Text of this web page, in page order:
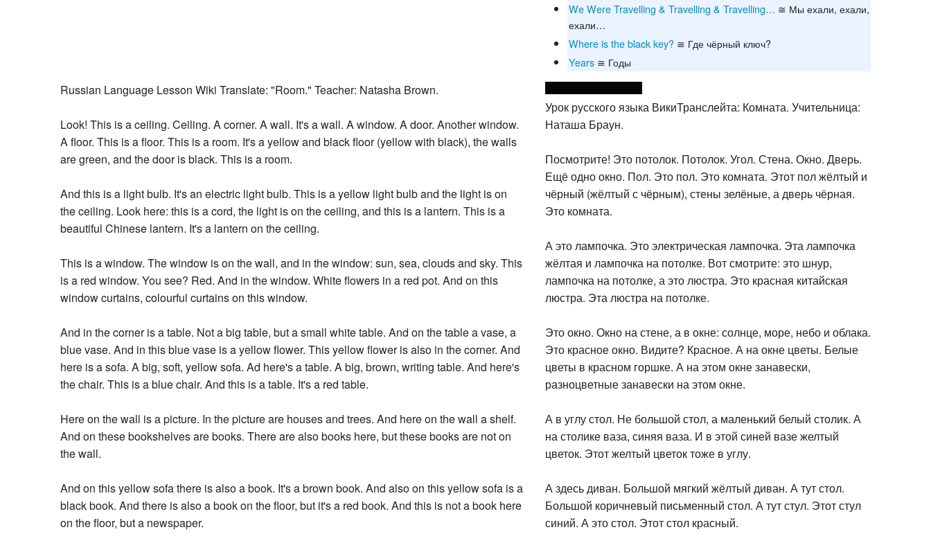
We Were Travelling & Travelling & Travelling… ≅ Мы ехали, ехали,
ехали…
Where is the black key? ≅ Где чёрный ключ?
Years ≅ Годы
Russian Language Lesson Wiki Translate: "Room." Teacher: Natasha Brown.
Look! This is a ceiling. Ceiling. A corner. A wall. It's a wall. A window. A door. Another window.
A floor. This is a floor. This is a room. It's a yellow and black floor (yellow with black), the walls
are green, and the door is black. This is a room.
And this is a light bulb. It's an electric light bulb. This is a yellow light bulb and the light is on
the ceiling. Look here: this is a cord, the light is on the ceiling, and this is a lantern. This is a
beautiful Chinese lantern. It's a lantern on the ceiling.
This is a window. The window is on the wall, and in the window: sun, sea, clouds and sky. This
is a red window. You see? Red. And in the window. White flowers in a red pot. And on this
window curtains, colourful curtains on this window.
And in the corner is a table. Not a big table, but a small white table. And on the table a vase, a
blue vase. And in this blue vase is a yellow flower. This yellow flower is also in the corner. And
here is a sofa. A big, soft, yellow sofa. Ad here's a table. A big, brown, writing table. And here's
the chair. This is a blue chair. And this is a table. It's a red table.
Here on the wall is a picture. In the picture are houses and trees. And here on the wall a shelf.
And on these bookshelves are books. There are also books here, but these books are not on
the wall.
And on this yellow sofa there is also a book. It's a brown book. And also on this yellow sofa is a
black book. And there is also a book on the floor, but it's a red book. And this is not a book here
on the floor, but a newspaper.
Урок русского языка ВикиТранслейта: Комната. Учительница:
Наташа Браун.
Посмотрите! Это потолок. Потолок. Угол. Стена. Окно. Дверь.
Ещё одно окно. Пол. Это пол. Это комната. Этот пол жёлтый и
чёрный (жёлтый с чёрным), стены зелёные, а дверь чёрная.
Это комната.
А это лампочка. Это электрическая лампочка. Эта лампочка
жёлтая и лампочка на потолке. Вот смотрите: это шнур,
лампочка на потолке, а это люстра. Это красная китайская
люстра. Эта люстра на потолке.
Это окно. Окно на стене, а в окне: солнце, море, небо и облака.
Это красное окно. Видите? Красное. А на окне цветы. Белые
цветы в красном горшке. А на этом окне занавески,
разноцветные занавески на этом окне.
А в углу стол. Не большой стол, а маленький белый столик. А
на столике ваза, синяя ваза. И в этой синей вазе желтый
цветок. Этот желтый цветок тоже в углу.
А здесь диван. Большой мягкий жёлтый диван. А тут стол.
Большой коричневый письменный стол. А тут стул. Этот стул
синий. А это стол. Этот стол красный.